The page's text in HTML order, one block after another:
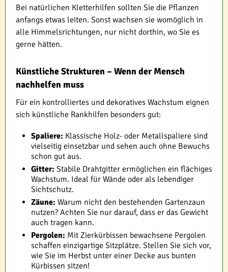
Bei natürlichen Kletterhilfen sollten Sie die Pflanzen
anfangs etwas leiten. Sonst wachsen sie womöglich in
alle Himmelsrichtungen, nur nicht dorthin, wo Sie es
gerne hätten.
Künstliche Strukturen – Wenn der Mensch
nachhelfen muss
Für ein kontrolliertes und dekoratives Wachstum eignen
sich künstliche Rankhilfen besonders gut:
Spaliere: Klassische Holz- oder Metallspaliere sind
vielseitig einsetzbar und sehen auch ohne Bewuchs
schon gut aus.
Gitter: Stabile Drahtgitter ermöglichen ein flächiges
Wachstum. Ideal für Wände oder als lebendiger
Sichtschutz.
Zäune: Warum nicht den bestehenden Gartenzaun
nutzen? Achten Sie nur darauf, dass er das Gewicht
auch tragen kann.
Pergolen: Mit Zierkürbissen bewachsene Pergolen
schaffen einzigartige Sitzplätze. Stellen Sie sich vor,
wie Sie im Herbst unter einer Decke aus bunten
Kürbissen sitzen!